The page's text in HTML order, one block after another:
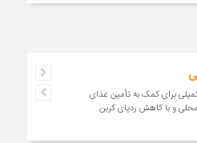
برای کمک به تأمین غذای
و با کاهش ردپای کربن